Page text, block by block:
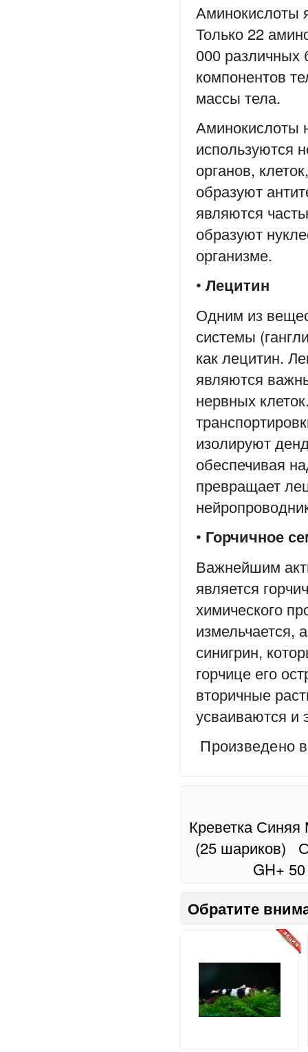
Аминокислоты
Только 22
000 различных
компонентов
массы тела.
Аминокислоты
используются
органов,
образуют
являются
образуют
организме.
•Лецитин
Одним из
системы
как лецитин.
являются
нервных
изолируют
обеспечивая
превращает
• Горчичное
Важнейшим
является
химического
измельчается,
синигрин,
горчице его
вторичные
усваиваются и
Произведено
Креветка
(25 шариков)
GH+ 50
Обратите